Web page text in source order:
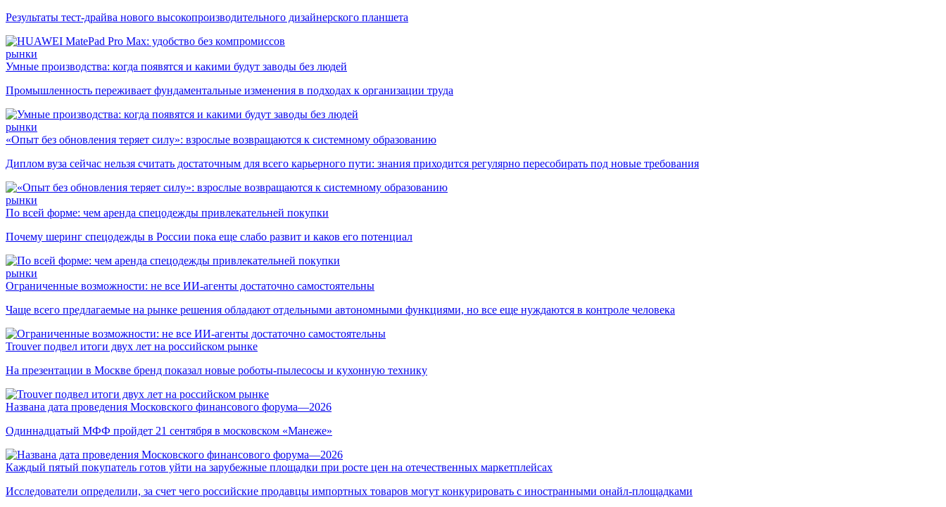
Результаты тест-драйва нового высокопроизводительного дизайнерского планшета
рынки
Умные производства: когда появятся и какими будут заводы без людей
Промышленность переживает фундаментальные изменения в подходах к организации труда
рынки
«Опыт без обновления теряет силу»: взрослые возвращаются к системному образованию
Диплом вуза сейчас нельзя считать достаточным для всего карьерного пути: знания приходится регулярно пересобирать под новые требования
рынки
По всей форме: чем аренда спецодежды привлекательней покупки
Почему шеринг спецодежды в России пока еще слабо развит и каков его потенциал
рынки
Ограниченные возможности: не все ИИ-агенты достаточно самостоятельны
Чаще всего предлагаемые на рынке решения обладают отдельными автономными функциями, но все еще нуждаются в контроле человека
Trouver подвел итоги двух лет на российском рынке
На презентации в Москве бренд показал новые роботы-пылесосы и кухонную технику
Названа дата проведения Московского финансового форума—2026
Одиннадцатый МФФ пройдет 21 сентября в московском «Манеже»
Каждый пятый покупатель готов уйти на зарубежные площадки при росте цен на отечественных маркетплейсах
Исследователи определили, за счет чего российские продавцы импортных товаров могут конкурировать с иностранными онайл-площадками